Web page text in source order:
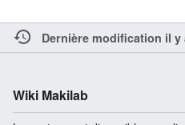
Dernière modification il y
Wiki Makilab